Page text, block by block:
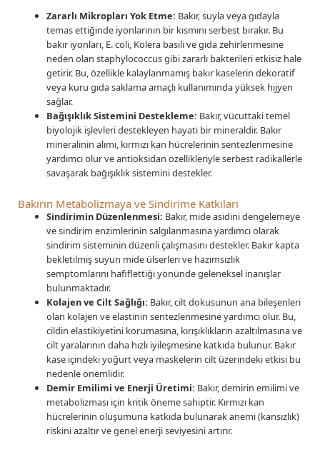
Zararlı Mikropları Yok Etme: Bakır, suyla veya gıdayla
temas ettiğinde iyonlarının bir kısmını serbest bırakır. Bu
bakır iyonları, E. coli, Kolera basili ve gıda zehirlenmesine
neden olan staphylococcus gibi zararlı bakterileri etkisiz hale
getirir. Bu, özellikle kalaylanmamış bakır kaselerin dekoratif
veya kuru gıda saklama amaçlı kullanımında yüksek hijyen
sağlar.
Bağışıklık Sistemini Destekleme: Bakır, vücuttaki temel
biyolojik işlevleri destekleyen hayati bir mineraldir. Bakır
mineralinin alımı, kırmızı kan hücrelerinin sentezlenmesine
yardımcı olur ve antioksidan özellikleriyle serbest radikallerle
savaşarak bağışıklık sistemini destekler.
Bakırın Metabolizmaya ve Sindirime Katkıları
Sindirimin Düzenlenmesi: Bakır, mide asidini dengelemeye
ve sindirim enzimlerinin salgılanmasına yardımcı olarak
sindirim sisteminin düzenli çalışmasını destekler. Bakır kapta
bekletilmiş suyun mide ülserleri ve hazımsızlık
semptomlarını hafiflettiği yönünde geleneksel inanışlar
bulunmaktadır.
Kolajen ve Cilt Sağlığı: Bakır, cilt dokusunun ana bileşenleri
olan kolajen ve elastinin sentezlenmesine yardımcı olur. Bu,
cildin elastikiyetini korumasına, kırışıklıkların azaltılmasına ve
cilt yaralarının daha hızlı iyileşmesine katkıda bulunur. Bakır
kase içindeki yoğurt veya maskelerin cilt üzerindeki etkisi bu
nedenle önemlidir.
Demir Emilimi ve Enerji Üretimi: Bakır, demirin emilimi ve
metabolizması için kritik öneme sahiptir. Kırmızı kan
hücrelerinin oluşumuna katkıda bulunarak anemi (kansızlık)
riskini azaltır ve genel enerji seviyesini artırır.